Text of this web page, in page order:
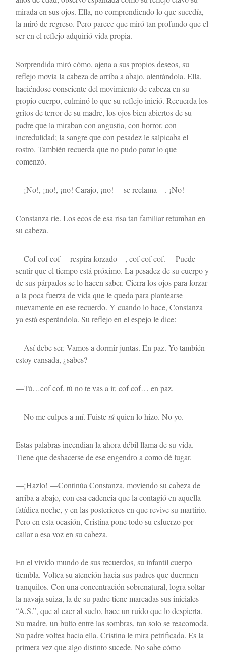
mirada en sus ojos. Ella, no comprendiendo lo que sucedía,
la miró de regreso. Pero parece que miró tan profundo que el
ser en el reflejo adquirió vida propia.
Sorprendida miró cómo, ajena a sus propios deseos, su
reflejo movía la cabeza de arriba a abajo, alentándola. Ella,
haciéndose consciente del movimiento de cabeza en su
propio cuerpo, culminó lo que su reflejo inició. Recuerda los
gritos de terror de su madre, los ojos bien abiertos de su
padre que la miraban con angustia, con horror, con
incredulidad; la sangre que con pesadez le salpicaba el
rostro. También recuerda que no pudo parar lo que
comenzó.
—¡No!, ¡no!, ¡no! Carajo, ¡no! —se reclama—. ¡No!
Constanza ríe. Los ecos de esa risa tan familiar retumban en
su cabeza.
—Cof cof cof —respira forzado—, cof cof cof. —Puede
sentir que el tiempo está próximo. La pesadez de su cuerpo y
de sus párpados se lo hacen saber. Cierra los ojos para forzar
a la poca fuerza de vida que le queda para plantearse
nuevamente en ese recuerdo. Y cuando lo hace, Constanza
ya está esperándola. Su reflejo en el espejo le dice:
—Así debe ser. Vamos a dormir juntas. En paz. Yo también
estoy cansada, ¿sabes?
—Tú…cof cof, tú no te vas a ir, cof cof… en paz.
—No me culpes a mí. Fuiste tú quien lo hizo. No yo.
Estas palabras incendian la ahora débil llama de su vida.
Tiene que deshacerse de ese engendro a como dé lugar.
—¡Hazlo! —Continúa Constanza, moviendo su cabeza de
arriba a abajo, con esa cadencia que la contagió en aquella
fatídica noche, y en las posteriores en que revive su martirio.
Pero en esta ocasión, Cristina pone todo su esfuerzo por
callar a esa voz en su cabeza.
En el vívido mundo de sus recuerdos, su infantil cuerpo
tiembla. Voltea su atención hacia sus padres que duermen
tranquilos. Con una concentración sobrenatural, logra soltar
la navaja suiza, la de su padre tiene marcadas sus iniciales
“A.S.”, que al caer al suelo, hace un ruido que lo despierta.
Su madre, un bulto entre las sombras, tan solo se reacomoda.
Su padre voltea hacia ella. Cristina le mira petrificada. Es la
primera vez que algo distinto sucede. No sabe cómo